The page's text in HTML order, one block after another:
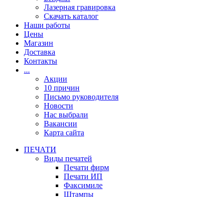
Лазерная гравировка
Скачать каталог
Наши работы
Цены
Магазин
Доставка
Контакты
...
Акции
10 причин
Письмо руководителя
Новости
Нас выбрали
Вакансии
Карта сайта
ПЕЧАТИ
Виды печатей
Печати фирм
Печати ИП
Факсимиле
Штампы